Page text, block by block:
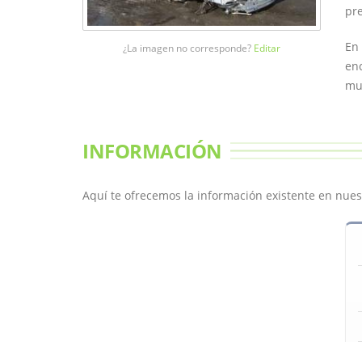
¿La imagen no corresponde? Editar
INFORMACIÓN
Aquí te ofrecemos la información existente en